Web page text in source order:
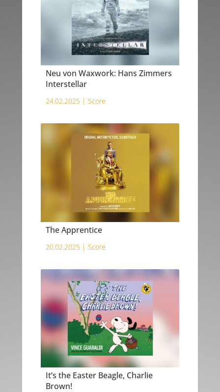
Neu von Waxwork: Hans Zimmers
Interstellar
24.02.2025 | Score
The Apprentice
20.02.2025 | Score
It’s the Easter Beagle, Charlie
Brown!